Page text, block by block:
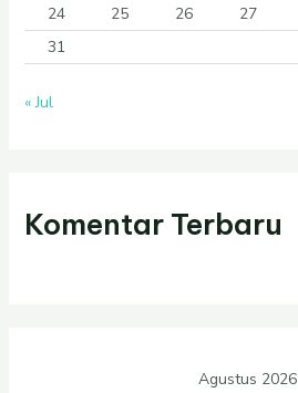
24
25 26 27
31
« Jul
Komentar Terbaru
Agustus 2026